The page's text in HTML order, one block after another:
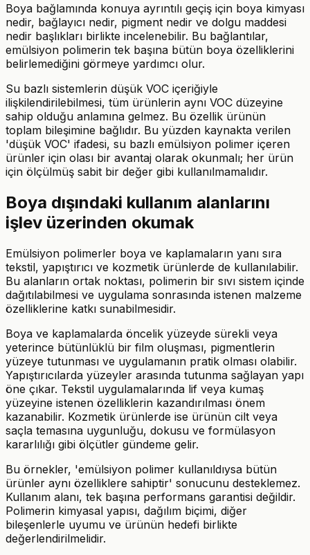
Boya bağlamında konuya ayrıntılı geçiş için boya kimyası
nedir, bağlayıcı nedir, pigment nedir ve dolgu maddesi
nedir başlıkları birlikte incelenebilir. Bu bağlantılar,
emülsiyon polimerin tek başına bütün boya özelliklerini
belirlemediğini görmeye yardımcı olur.
Su bazlı sistemlerin düşük VOC içeriğiyle
ilişkilendirilebilmesi, tüm ürünlerin aynı VOC düzeyine
sahip olduğu anlamına gelmez. Bu özellik ürünün
toplam bileşimine bağlıdır. Bu yüzden kaynakta verilen
'düşük VOC' ifadesi, su bazlı emülsiyon polimer içeren
ürünler için olası bir avantaj olarak okunmalı; her ürün
için ölçülmüş sabit bir değer gibi kullanılmamalıdır.
Boya dışındaki kullanım alanlarını
işlev üzerinden okumak
Emülsiyon polimerler boya ve kaplamaların yanı sıra
tekstil, yapıştırıcı ve kozmetik ürünlerde de kullanılabilir.
Bu alanların ortak noktası, polimerin bir sıvı sistem içinde
dağıtılabilmesi ve uygulama sonrasında istenen malzeme
özelliklerine katkı sunabilmesidir.
Boya ve kaplamalarda öncelik yüzeyde sürekli veya
yeterince bütünlüklü bir film oluşması, pigmentlerin
yüzeye tutunması ve uygulamanın pratik olması olabilir.
Yapıştırıcılarda yüzeyler arasında tutunma sağlayan yapı
öne çıkar. Tekstil uygulamalarında lif veya kumaş
yüzeyine istenen özelliklerin kazandırılması önem
kazanabilir. Kozmetik ürünlerde ise ürünün cilt veya
saçla temasına uygunluğu, dokusu ve formülasyon
kararlılığı gibi ölçütler gündeme gelir.
Bu örnekler, 'emülsiyon polimer kullanıldıysa bütün
ürünler aynı özelliklere sahiptir' sonucunu desteklemez.
Kullanım alanı, tek başına performans garantisi değildir.
Polimerin kimyasal yapısı, dağılım biçimi, diğer
bileşenlerle uyumu ve ürünün hedefi birlikte
değerlendirilmelidir.